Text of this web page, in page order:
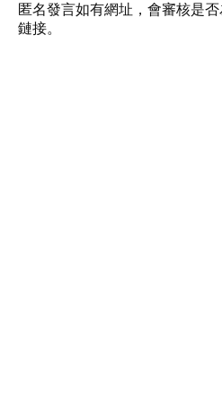
匿名發言如有網址，會審核是
鏈接。